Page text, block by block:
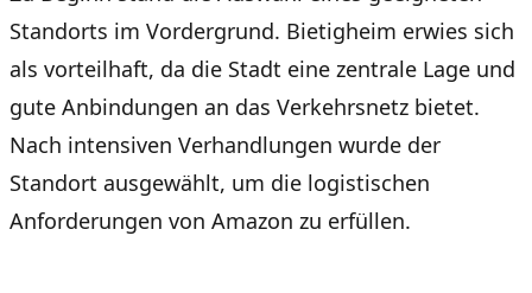
Standorts im Vordergrund. Bietigheim erwies sich
als vorteilhaft, da die Stadt eine zentrale Lage und
gute Anbindungen an das Verkehrsnetz bietet.
Nach intensiven Verhandlungen wurde der
Standort ausgewählt, um die logistischen
Anforderungen von Amazon zu erfüllen.